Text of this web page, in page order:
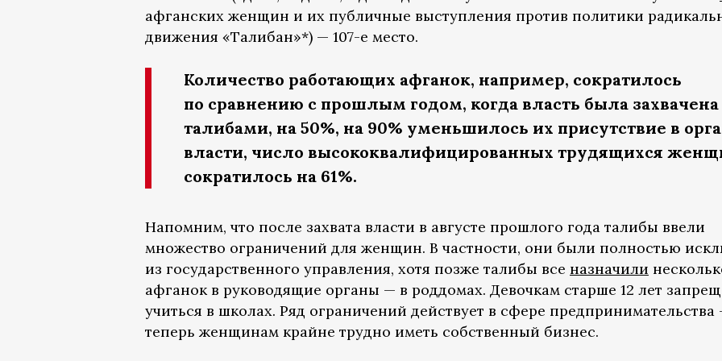
афганских женщин и их публичные выступления против политики
движения «Талибан»*) — 107-е место.
Количество работающих афганок, например, сократилось
по сравнению с прошлым годом, когда власть была захвачена
талибами, на 50%, на 90% уменьшилось их присутствие в
власти, число высококвалифицированных трудящихся
сократилось на 61%.
Напомним, что после захвата власти в августе прошлого года талибы ввели
множество ограничений для женщин. В частности, они были полностью
из государственного управления, хотя позже талибы все назначили
афганок в руководящие органы — в роддомах. Девочкам старше 12 лет
учиться в школах. Ряд ограничений действует в сфере предпринимательства
теперь женщинам крайне трудно иметь собственный бизнес.